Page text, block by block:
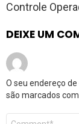
Controle
DEIXE UM
O seu endereço
são marcados com
Comentário